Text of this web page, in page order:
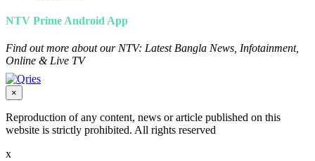
NTV Prime Android App
Find out more about our NTV: Latest Bangla News, Infotainment,
Online & Live TV
×
Reproduction of any content, news or article published on this
website is strictly prohibited. All rights reserved
x